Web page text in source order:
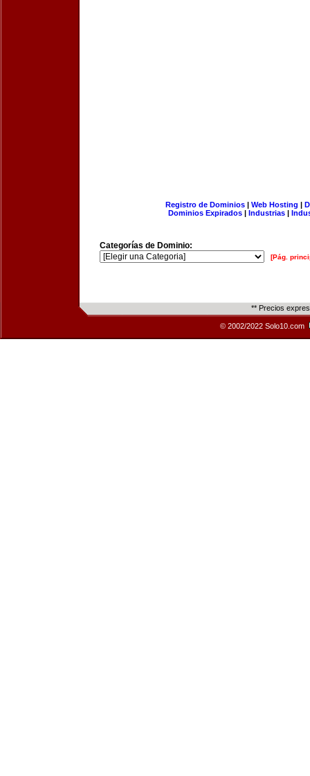
Registro de Dominios| Web Hosting |
Dominios Expirados | Industrias |
Categorías de Dominio:
[Pág.
** Precios
© 2002/2022 Solo10.com